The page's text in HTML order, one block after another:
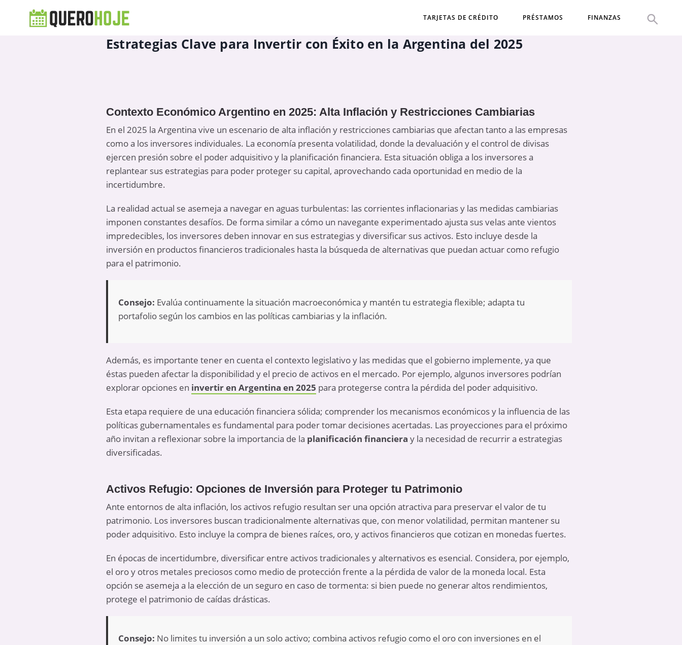
TARJETAS DE CRÉDITO PRÉSTAMOS FINANZAS
Estrategias Clave para Invertir con Éxito en la Argentina del 2025
Contexto Económico Argentino en 2025: Alta Inflación y Restricciones Cambiarias
En el 2025 la Argentina vive un escenario de alta inflación y restricciones cambiarias que afectan tanto a las empresas
como a los inversores individuales. La economía presenta volatilidad, donde la devaluación y el control de divisas
ejercen presión sobre el poder adquisitivo y la planificación financiera. Esta situación obliga a los inversores a
replantear sus estrategias para poder proteger su capital, aprovechando cada oportunidad en medio de la
incertidumbre.
La realidad actual se asemeja a navegar en aguas turbulentas: las corrientes inflacionarias y las medidas cambiarias
imponen constantes desafíos. De forma similar a cómo un navegante experimentado ajusta sus velas ante vientos
impredecibles, los inversores deben innovar en sus estrategias y diversificar sus activos. Esto incluye desde la
inversión en productos financieros tradicionales hasta la búsqueda de alternativas que puedan actuar como refugio
para el patrimonio.
Consejo: Evalúa continuamente la situación macroeconómica y mantén tu estrategia flexible; adapta tu
portafolio según los cambios en las políticas cambiarias y la inflación.
Además, es importante tener en cuenta el contexto legislativo y las medidas que el gobierno implemente, ya que
éstas pueden afectar la disponibilidad y el precio de activos en el mercado. Por ejemplo, algunos inversores podrían
explorar opciones en invertir en Argentina en 2025 para protegerse contra la pérdida del poder adquisitivo.
Esta etapa requiere de una educación financiera sólida; comprender los mecanismos económicos y la influencia de las
políticas gubernamentales es fundamental para poder tomar decisiones acertadas. Las proyecciones para el próximo
año invitan a reflexionar sobre la importancia de la planificación financiera y la necesidad de recurrir a estrategias
diversificadas.
Activos Refugio: Opciones de Inversión para Proteger tu Patrimonio
Ante entornos de alta inflación, los activos refugio resultan ser una opción atractiva para preservar el valor de tu
patrimonio. Los inversores buscan tradicionalmente alternativas que, con menor volatilidad, permitan mantener su
poder adquisitivo. Esto incluye la compra de bienes raíces, oro, y activos financieros que cotizan en monedas fuertes.
En épocas de incertidumbre, diversificar entre activos tradicionales y alternativos es esencial. Considera, por ejemplo,
el oro y otros metales preciosos como medio de protección frente a la pérdida de valor de la moneda local. Esta
opción se asemeja a la elección de un seguro en caso de tormenta: si bien puede no generar altos rendimientos,
protege el patrimonio de caídas drásticas.
Consejo: No limites tu inversión a un solo activo; combina activos refugio como el oro con inversiones en el